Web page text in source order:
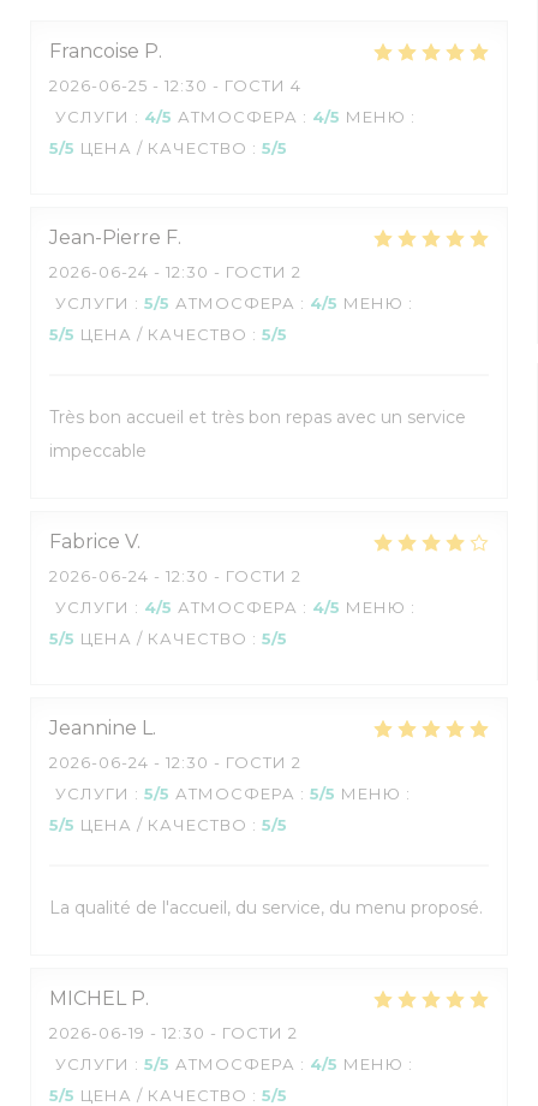
Francoise P
2026-06-25 - 12:30 - ГОСТИ 4
УСЛУГИ : 4/5 АТМОСФЕРА : 4/5 МЕНЮ :
5/5 ЦЕНА / КАЧЕСТВО : 5/5
Jean-Pierre F
2026-06-24 - 12:30 - ГОСТИ 2
УСЛУГИ : 5/5 АТМОСФЕРА : 4/5 МЕНЮ :
5/5 ЦЕНА / КАЧЕСТВО : 5/5
Très bon accueil et très bon repas avec un service
impeccable
Fabrice V
2026-06-24 - 12:30 - ГОСТИ 2
УСЛУГИ : 4/5 АТМОСФЕРА : 4/5 МЕНЮ :
5/5 ЦЕНА / КАЧЕСТВО : 5/5
Jeannine L
2026-06-24 - 12:30 - ГОСТИ 2
УСЛУГИ : 5/5 АТМОСФЕРА : 5/5 МЕНЮ :
5/5 ЦЕНА / КАЧЕСТВО : 5/5
La qualité de l'accueil, du service, du menu proposé.
MICHEL P
2026-06-19 - 12:30 - ГОСТИ 2
УСЛУГИ : 5/5 АТМОСФЕРА : 4/5 МЕНЮ :
5/5 ЦЕНА / КАЧЕСТВО : 5/5